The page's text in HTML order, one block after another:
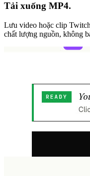
Tải xuống MP4.
Lưu video hoặc clip
chất lượng nguồn, không